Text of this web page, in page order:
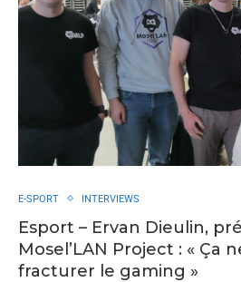
E-SPORT INTERVIEWS
Esport – Ervan Dieulin,
Mosel’LAN Project : « Ça
fracturer le gaming »